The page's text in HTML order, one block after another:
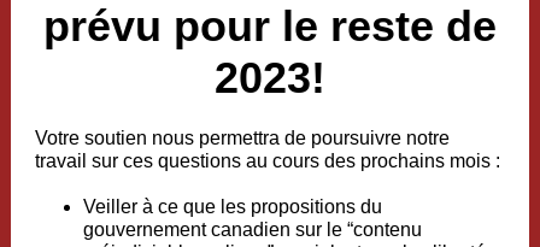
prévu pour le reste de
2023!
Votre soutien nous permettra de poursuivre notre
travail sur ces questions au cours des prochains mois :
Veiller à ce que les propositions du
gouvernement canadien sur le “contenu